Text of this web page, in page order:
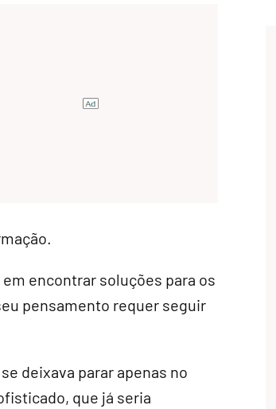
encontrar soluções para os
pensamento requer seguir
deixava parar apenas no
que já seria